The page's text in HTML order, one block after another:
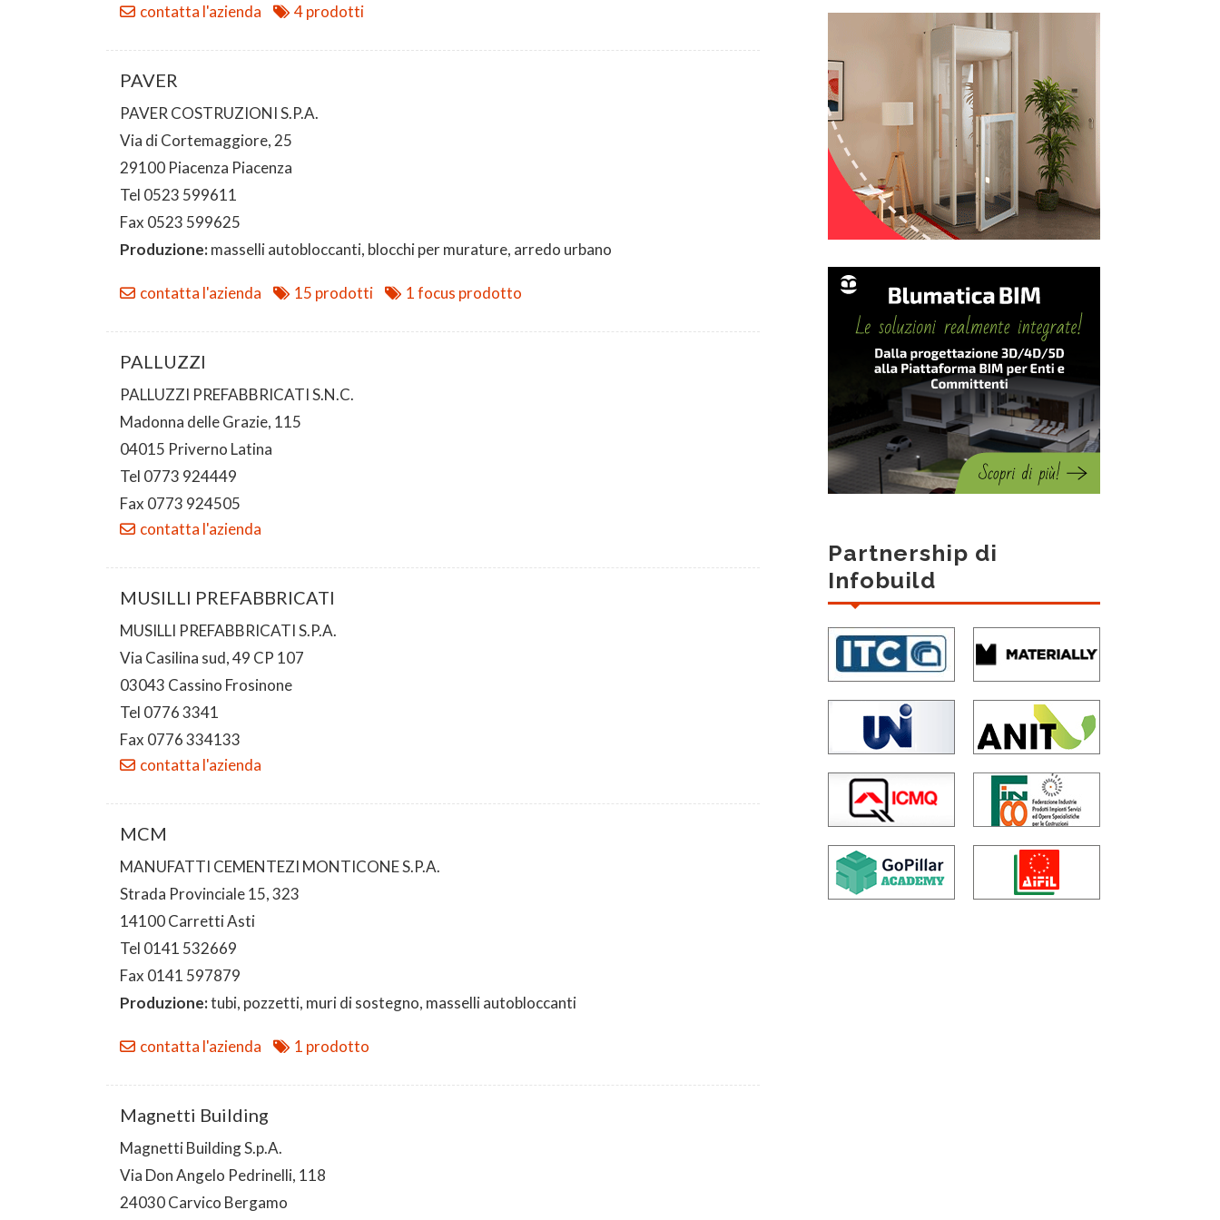
contatta l'azienda 4 prodotti
PAVER
PAVER COSTRUZIONI S.P.A.
Via di Cortemaggiore, 25
29100 Piacenza Piacenza
Tel 0523 599611
Fax 0523 599625
Produzione:masselli autobloccanti, blocchi per murature, arredo urbano
contatta l'azienda 15 prodotti 1 focus prodotto
PALLUZZI
PALLUZZI PREFABBRICATI S.N.C.
Madonna delle Grazie, 115
04015 Priverno Latina
Tel 0773 924449
Fax 0773 924505
contatta l'azienda
MUSILLI PREFABBRICATI
MUSILLI PREFABBRICATI S.P.A.
Via Casilina sud, 49 CP 107
03043 Cassino Frosinone
Tel 0776 3341
Fax 0776 334133
contatta l'azienda
MCM
MANUFATTI CEMENTEZI MONTICONE S.P.A.
Strada Provinciale 15, 323
14100 Carretti Asti
Tel 0141 532669
Fax 0141 597879
Produzione:tubi, pozzetti, muri di sostegno, masselli autobloccanti
contatta l'azienda 1 prodotto
Magnetti Building
Magnetti Building S.p.A.
Via Don Angelo Pedrinelli, 118
24030 Carvico Bergamo
Partnership di
Infobuild